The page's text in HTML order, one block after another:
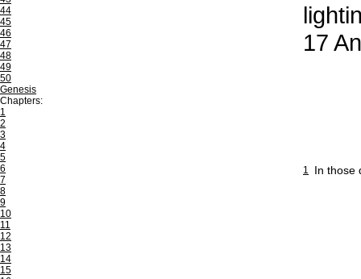
44
45
46
47
48
49
50
Genesis
Chapters:
1
2
3
4
5
6
7
8
9
10
11
12
13
14
15
17
1 In those